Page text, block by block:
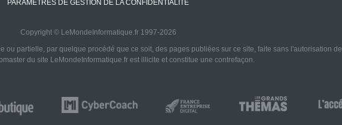
PARAMÈTRES DE GESTION DE LA CONFIDENTIALITÉ
Copyright © LeMondeInformatique.fr 1997-2026
ou partielle, par quelque procédé que ce soit, des pages publiées sur ce site, faite sans l'autorisation de
du site LeMondeInformatique.fr est illicite et constitue une contrefaçon.